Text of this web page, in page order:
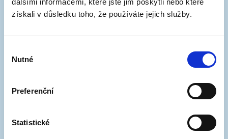
získali v důsledku toho, že používáte jejich služby.
souhlasu
Nutné
Preferenční
Statistické
od kdy je systém rezidentního parkování zaveden.
vodorovné značení v těchto dnech, ale regulace zde
bude platit až od 3. srpna. Do té doby tak není nutné
řešit platby za parkování, i když jsou na vozoce